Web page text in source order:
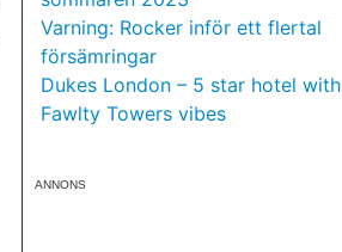
Varning: Rocker inför ett flertal
försämringar
Dukes London – 5 star hotel with
Fawlty Towers vibes
ANNONS